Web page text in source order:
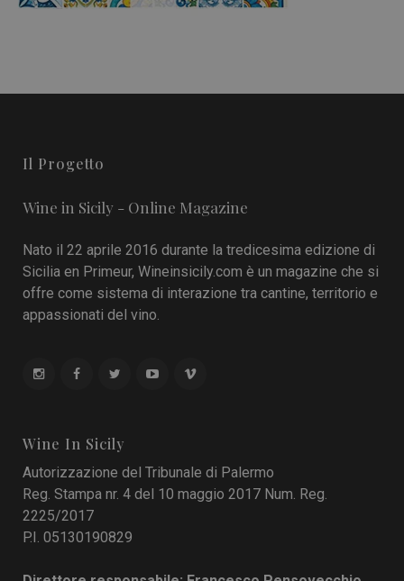
Il Progetto
Wine in Sicily - Online Magazine
Nato il 22 aprile 2016 durante la tredicesima edizione di
Sicilia en Primeur, Wineinsicily.com è un magazine che si
offre come sistema di interazione tra cantine, territorio e
appassionati del vino.
Wine In Sicily
Autorizzazione del Tribunale di Palermo
Reg. Stampa nr. 4 del 10 maggio 2017 Num. Reg.
2225/2017
P.I. 05130190829